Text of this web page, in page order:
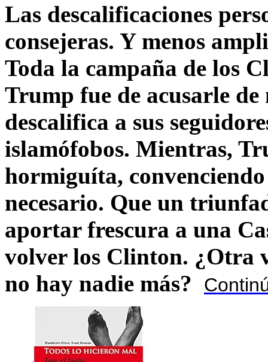
Las descalificaciones
consejeras. Y menos
Toda la campaña de los
Trump fue de acusarle
descalifica a sus
islamófobos. Mientras,
hormiguíta,
necesario. Que un
aportar frescura a una
volver los Clinton. ¿Otra
no hay nadie más?